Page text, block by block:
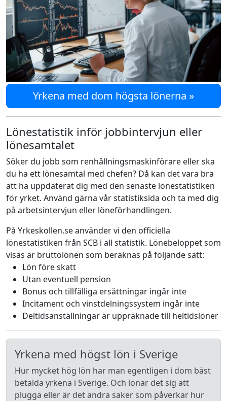
Yrkena med dom högsta lönerna »
Lönestatistik inför jobbintervjun eller
lönesamtalet
Söker du jobb som renhållningsmaskinförare eller ska
du ha ett lönesamtal med chefen? Då kan det vara bra
att ha uppdaterat dig med den senaste lönestatistiken
för yrket. Använd gärna vår statistiksida och ta med dig
på arbetsintervjun eller löneförhandlingen.
På Yrkeskollen.se använder vi den officiella
lönestatistiken från SCB i all statistik. Lönebeloppet som
visas är bruttolönen som beräknas på följande sätt:
Lön före skatt
Utan eventuell pension
Bonus och tillfälliga ersättningar ingår inte
Incitament och vinstdelningssystem ingår inte
Deltidsanställningar är uppräknade till heltidslöner
Yrkena med högst lön i Sverige
Hur mycket hög lön har man egentligen i dom bäst
betalda yrkena i Sverige. Och lönar det sig att
plugga eller är det andra saker som påverkar hur